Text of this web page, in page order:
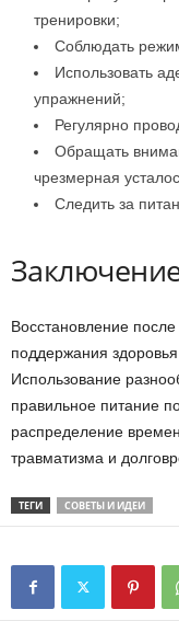
тренировки;
Соблюдать
Использовать
упражнений;
Регулярно
Обращать
чрезмерная
Следить за
Восстановление
поддержания
Использование
правильное питание
распределение
травматизма и
ТЕГИ СОВЕТЫ И ИДЕИ